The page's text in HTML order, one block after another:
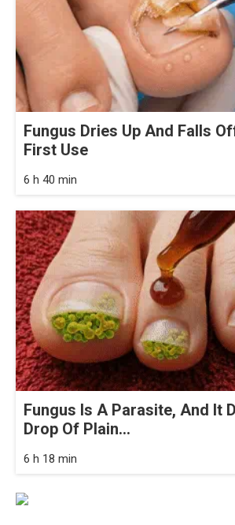
Fungus Dries Up And Falls
First Use
6 h 40 min
Fungus Is A Parasite, And It
Drop Of Plain...
6 h 18 min